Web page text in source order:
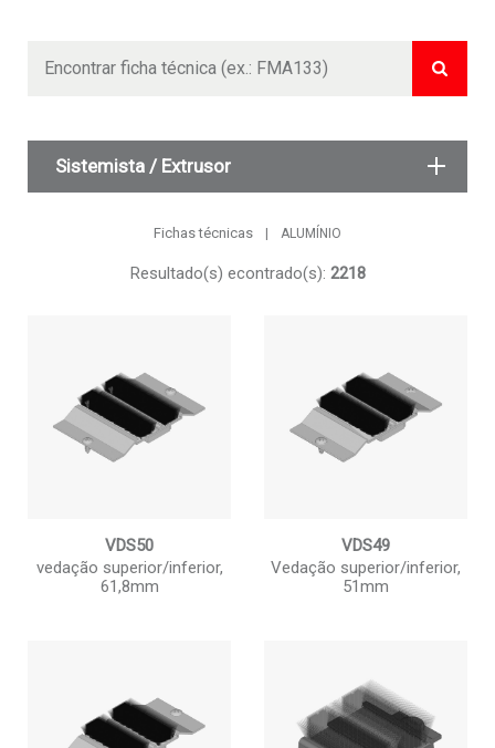
Buscar
Sistemista / Extrusor
Fichas técnicas ALUMÍNIO
Resultado(s) econtrado(s): 2218
VDS50
vedação superior/inferior,
61,8mm
VDS49
Vedação superior/inferior,
51mm